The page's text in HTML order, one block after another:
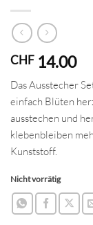
CHF 14.00
Das Ausstecher
einfach Blüten
ausstechen und
klebenbleiben
Kunststoff.
Nicht vorrätig